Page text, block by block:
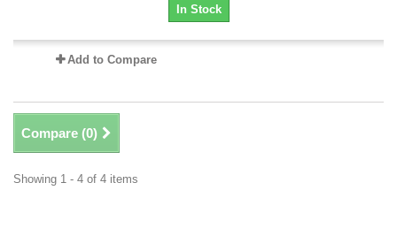
In Stock
Add to Compare
Compare (0)
Showing 1 - 4 of 4 items